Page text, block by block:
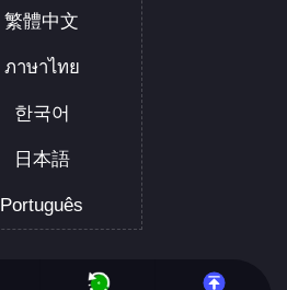
繁體中文
ภาษาไทย
한국어
日本語
Português